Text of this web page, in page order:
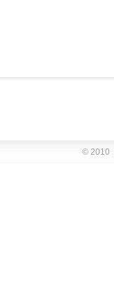
© 2010